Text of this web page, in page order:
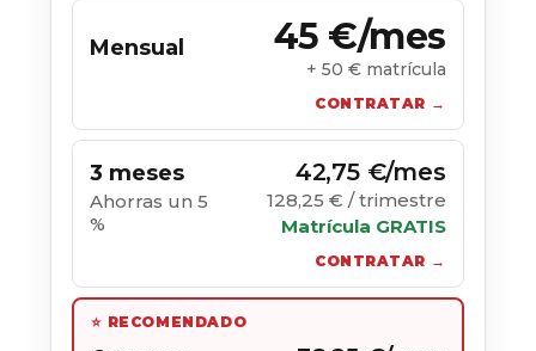
Mensual 45 €/mes
+ 50 € matrícula
CONTRATAR →
3 meses
Ahorras un 5
%
42,75 €/mes
128,25 € / trimestre
Matrícula GRATIS
CONTRATAR →
⭐ RECOMENDADO